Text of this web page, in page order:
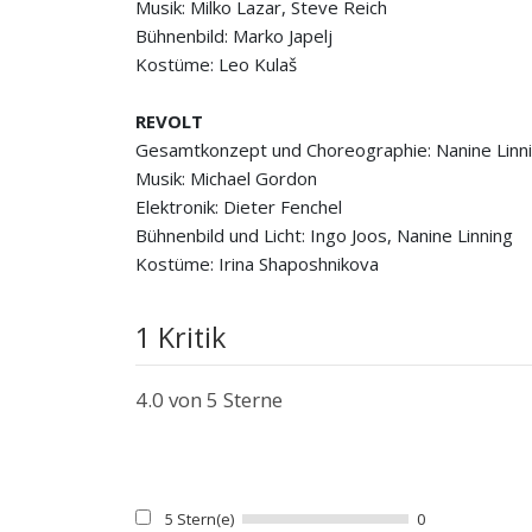
Musik: Milko Lazar, Steve Reich
Bühnenbild: Marko Japelj
Kostüme: Leo Kulaš
REVOLT
Gesamtkonzept und Choreographie: Nanine
Musik: Michael Gordon
Elektronik: Dieter Fenchel
Bühnenbild und Licht: Ingo Joos, Nanine Linning
Kostüme: Irina Shaposhnikova
1 Kritik
4.0 von 5 Sterne
5 Stern(e) 0